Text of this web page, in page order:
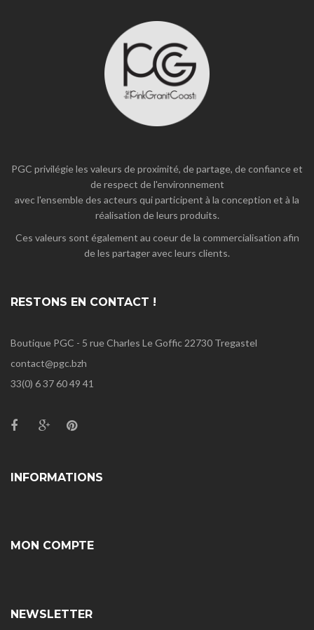
PGC privilégie les valeurs de proximité, de partage, de confiance et
de respect de l'environnement
avec l'ensemble des acteurs qui participent à la conception et à la
réalisation de leurs produits.
Ces valeurs sont également au coeur de la commercialisation afin
de les partager avec leurs clients.
RESTONS EN CONTACT !
Boutique PGC - 5 rue Charles Le Goffic 22730 Tregastel
contact@pgc.bzh
33(0) 6 37 60 49 41
INFORMATIONS
MON COMPTE
NEWSLETTER